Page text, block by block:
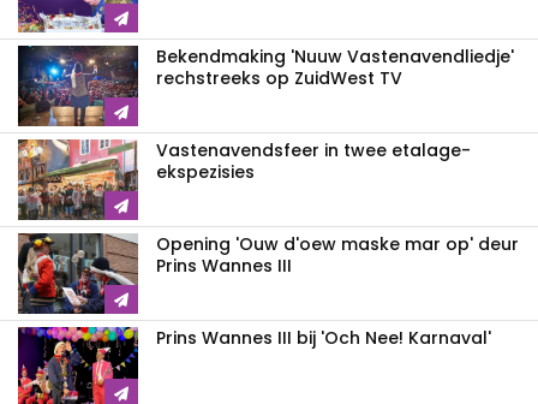
Bekendmaking 'Nuuw Vastenavendliedje'
rechstreeks op ZuidWest TV
Vastenavendsfeer in twee etalage-
ekspezisies
Opening 'Ouw d'oew maske mar op' deur
Prins Wannes III
Prins Wannes III bij 'Och Nee! Karnaval'